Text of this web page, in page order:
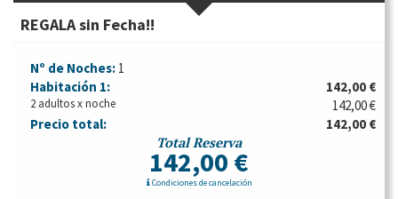
REGALA sin Fecha!!
Nº de Noches: 1
Habitación 1: 142,00 €
2 adultos x noche
142,00 €
Precio total:
142,00 €
Total Reserva
142,00 €
Condiciones de cancelación